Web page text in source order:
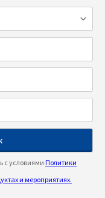
с условиями Политики
и мероприятиях.